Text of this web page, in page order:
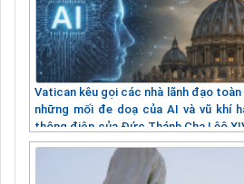
Vatican kêu gọi các nhà lãnh đạo
những mối đe doạ của AI và vũ khí
thông điệp của Đức Thánh Cha Lêô